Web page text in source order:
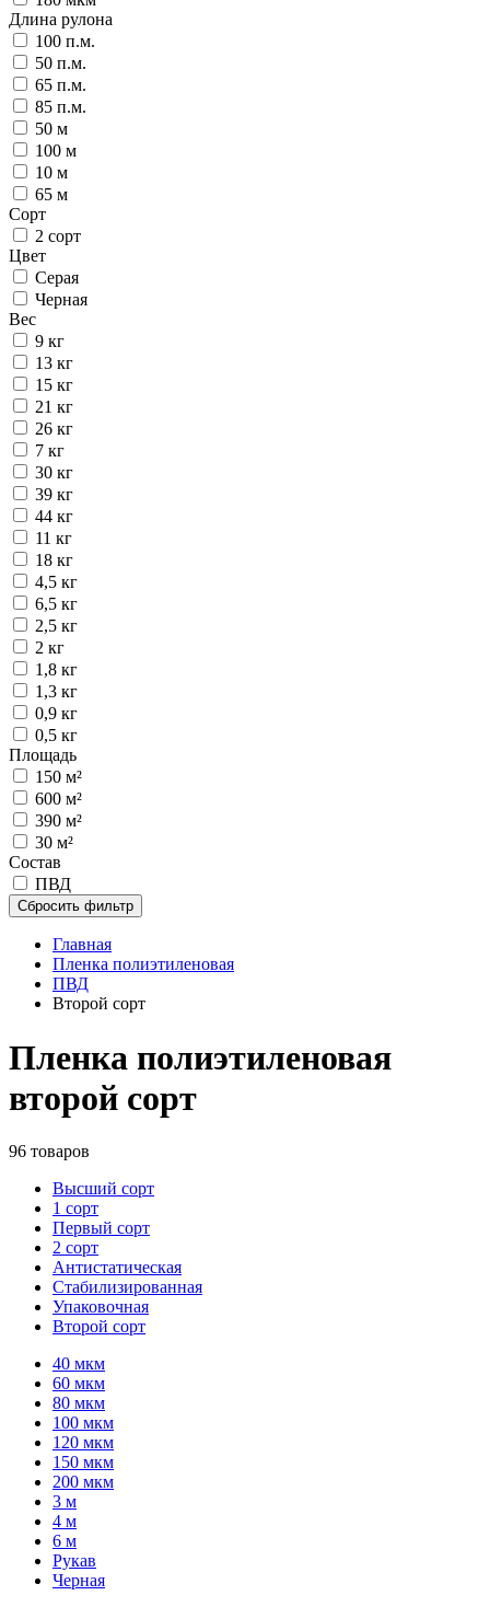
Длина рулона
100 п.м.
50 п.м.
65 п.м.
85 п.м.
50 м
100 м
10 м
65 м
Сорт
2 сорт
Цвет
Серая
Черная
Вес
9 кг
13 кг
15 кг
21 кг
26 кг
7 кг
30 кг
39 кг
44 кг
11 кг
18 кг
4,5 кг
6,5 кг
2,5 кг
2 кг
1,8 кг
1,3 кг
0,9 кг
0,5 кг
Площадь
150 м²
600 м²
390 м²
30 м²
Состав
ПВД
Сбросить фильтр
Главная
Пленка полиэтиленовая
ПВД
Второй сорт
Пленка полиэтиленовая
второй сорт
96 товаров
Высший сорт
1 сорт
Первый сорт
2 сорт
Антистатическая
Стабилизированная
Упаковочная
Второй сорт
40 мкм
60 мкм
80 мкм
100 мкм
120 мкм
150 мкм
200 мкм
3 м
4 м
6 м
Рукав
Черная